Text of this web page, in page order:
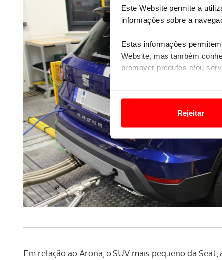
Este Website permite a
informações sobre a
Estas informações
Website, mas também
promover produtos e/ou
Usamos cookies para
funcionalidades de redes
Adicionalmente partilhamos
e organizações na UE e em
O ACP garantirá que as
Rejeitar
Em relação ao Arona, o SUV mais pequeno da